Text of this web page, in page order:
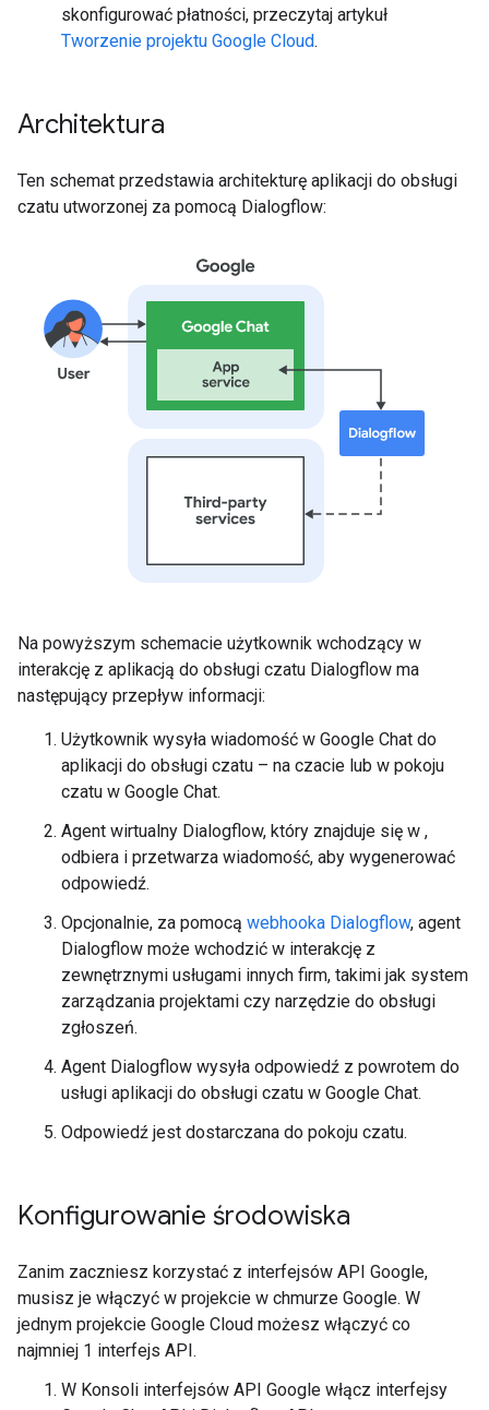
skonfigurować płatności, przeczytaj artykuł
Tworzenie projektu Google Cloud.
Architektura
Ten schemat przedstawia architekturę aplikacji do obsługi
czatu utworzonej za pomocą Dialogflow:
Na powyższym schemacie użytkownik wchodzący w
interakcję z aplikacją do obsługi czatu Dialogflow ma
następujący przepływ informacji:
Użytkownik wysyła wiadomość w Google Chat do
aplikacji do obsługi czatu – na czacie lub w pokoju
czatu w Google Chat.
Agent wirtualny Dialogflow, który znajduje się w ,
odbiera i przetwarza wiadomość, aby wygenerować
odpowiedź.
Opcjonalnie, za pomocą webhooka Dialogflow, agent
Dialogflow może wchodzić w interakcję z
zewnętrznymi usługami innych firm, takimi jak system
zarządzania projektami czy narzędzie do obsługi
zgłoszeń.
Agent Dialogflow wysyła odpowiedź z powrotem do
usługi aplikacji do obsługi czatu w Google Chat.
Odpowiedź jest dostarczana do pokoju czatu.
Konfigurowanie środowiska
Zanim zaczniesz korzystać z interfejsów API Google,
musisz je włączyć w projekcie w chmurze Google. W
jednym projekcie Google Cloud możesz włączyć co
najmniej 1 interfejs API.
W Konsoli interfejsów API Google włącz interfejsy